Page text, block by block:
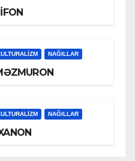
NAĞILLAR
NAĞILLAR